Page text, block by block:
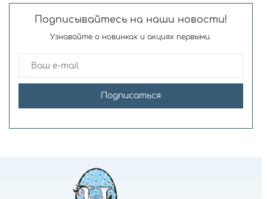
Подписывайтесь на наши новости!
Узнавайте о новинках и акциях первыми.
Подписаться